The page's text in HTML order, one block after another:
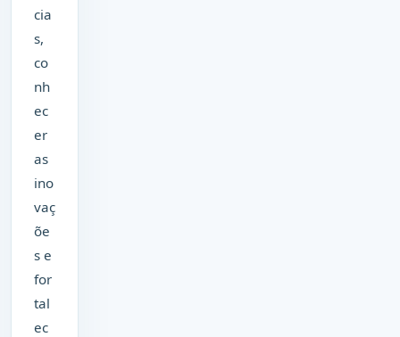
cia
s,
co
nh
ec
er
as
ino
vaç
õe
s e
for
tal
ec